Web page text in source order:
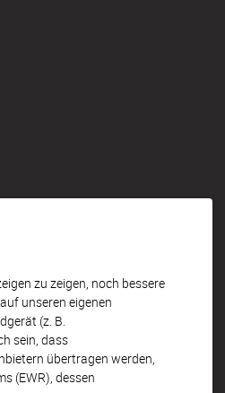
zu zeigen, noch bessere
unseren eigenen
(z. B.
sein, dass
übertragen werden,
(EWR), dessen